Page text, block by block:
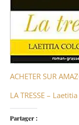
ACHETER SUR
LA TRESSE –
Partager :